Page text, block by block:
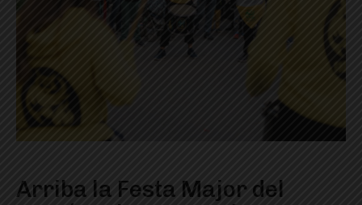
Arriba la Festa Major del